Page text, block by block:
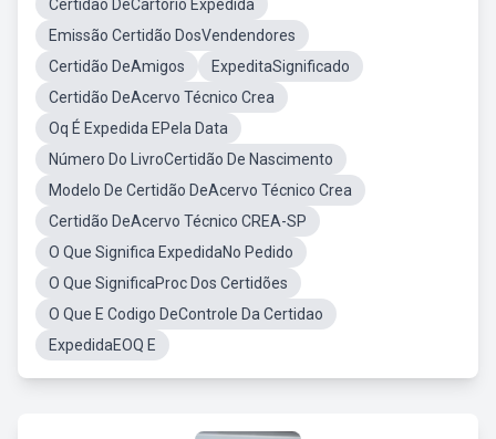
Certidao DeCartorio Expedida
Emissão Certidão DosVendendores
Certidão DeAmigos
ExpeditaSignificado
Certidão DeAcervo Técnico Crea
Oq É Expedida EPela Data
Número Do LivroCertidão De Nascimento
Modelo De Certidão DeAcervo Técnico Crea
Certidão DeAcervo Técnico CREA-SP
O Que Significa ExpedidaNo Pedido
O Que SignificaProc Dos Certidões
O Que E Codigo DeControle Da Certidao
ExpedidaEOQ E